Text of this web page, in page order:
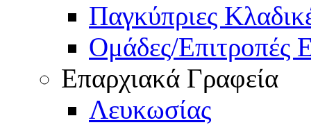
Παγκύπριες
Ομάδες/Επιτροπές
Επαρχιακά Γραφεία
Λευκωσίας